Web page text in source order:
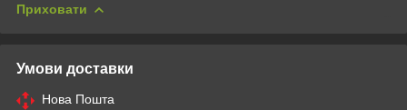
Приховати
Умови доставки
Нова Пошта